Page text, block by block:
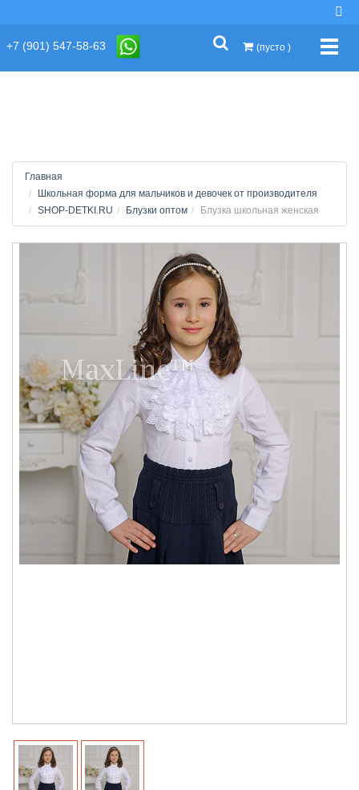
+7 (901) 547-58-63 (пусто )
Главная
Школьная форма для мальчиков и девочек от производителя
SHOP-DETKI.RU
Блузки оптом Блузка школьная женская